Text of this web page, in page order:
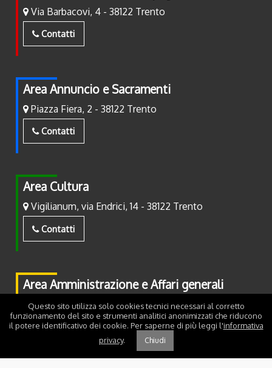
Via Barbacovi, 4 - 38122 Trento
Contatti
Area Annuncio e Sacramenti
Piazza Fiera, 2 - 38122 Trento
Contatti
Area Cultura
Vigilianum, via Endrici, 14 - 38122 Trento
Contatti
Area Amministrazione e Affari generali
Piazza Fiera, 2 - 38122 Trento
Contatti
Questo sito utilizza solo cookies tecnici necessari al corretto
funzionamento del sito e strumenti analitici anonimizzati che riducono
il potere identificativo dei cookie. Per saperne di più leggi l'informativa
privacy. Chiudi